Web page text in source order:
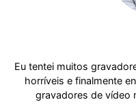
Eu tentei muitos
horríveis e finalmente
gravadores de vídeo